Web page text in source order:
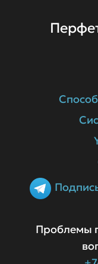
Проблемы